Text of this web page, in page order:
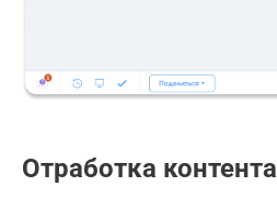
Отработка контента